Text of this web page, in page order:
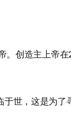
。创造主上帝在
于世，这是为了